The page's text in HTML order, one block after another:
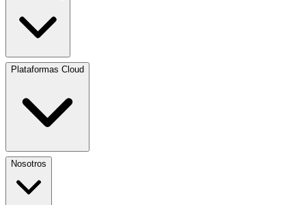
Plataformas Cloud
Nosotros